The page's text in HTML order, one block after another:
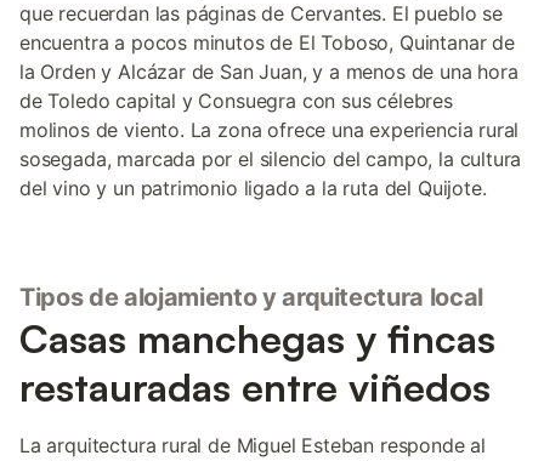
que recuerdan las páginas de Cervantes. El pueblo se
encuentra a pocos minutos de El Toboso, Quintanar de
la Orden y Alcázar de San Juan, y a menos de una hora
de Toledo capital y Consuegra con sus célebres
molinos de viento. La zona ofrece una experiencia rural
sosegada, marcada por el silencio del campo, la cultura
del vino y un patrimonio ligado a la ruta del Quijote.
Tipos de alojamiento y arquitectura local
Casas manchegas y fincas
restauradas entre viñedos
La arquitectura rural de Miguel Esteban responde al